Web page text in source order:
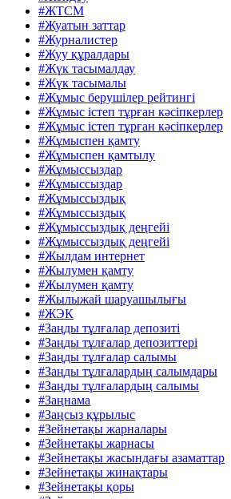
#ЖТСМ
#Жуатын заттар
#Журналистер
#Жуу құралдары
#Жүк тасымалдау
#Жүк тасымалы
#Жұмыс берушілер рейтингі
#Жұмыс істеп тұрған кәсіпкерлер
#Жұмыс істеп тұрған кәсіпкерлер
#Жұмыспен қамту
#Жұмыспен қамтылу
#Жұмыссыздар
#Жұмыссыздар
#Жұмыссыздық
#Жұмыссыздық
#Жұмыссыздық деңгейі
#Жұмыссыздық деңгейі
#Жылдам интернет
#Жылумен қамту
#Жылумен қамту
#Жылыжай шаруашылығы
#ЖЭК
#Заңды тұлғалар депозиті
#Заңды тұлғалар депозиттері
#Заңды тұлғалар салымы
#Заңды тұлғалардың салымдары
#Заңды тұлғалардың салымы
#Заңнама
#Заңсыз құрылыс
#Зейнетақы жарналары
#Зейнетақы жарнасы
#Зейнетақы жасындағы азаматтар
#Зейнетақы жинақтары
#Зейнетақы қоры